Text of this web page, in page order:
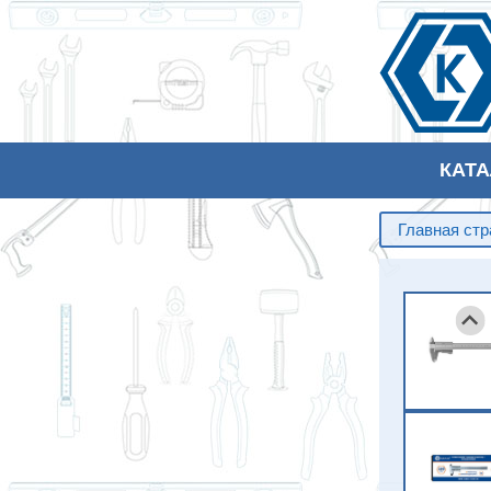
Главная